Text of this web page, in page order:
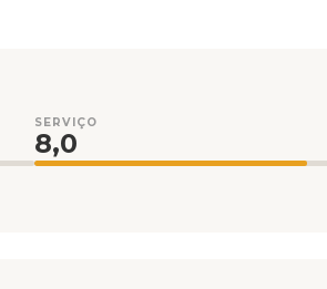
SERVIÇO
8,0